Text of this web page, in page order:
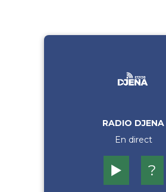
RADIO DJENA
En direct
▶️ ?